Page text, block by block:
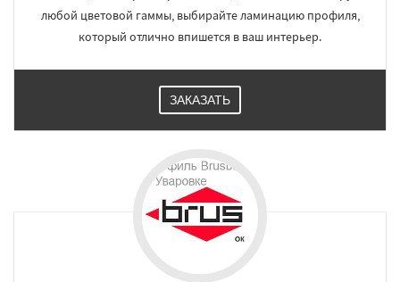
любой цветовой гаммы, выбирайте ламинацию профиля,
который отлично впишется в ваш интерьер.
ЗАКАЗАТЬ